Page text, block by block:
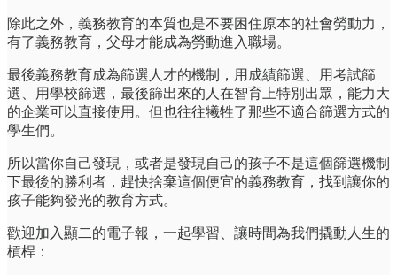
除此之外，義務教育的本質也是不要困住原本的社會勞動力，
有了義務教育，父母才能成為勞動進入職場。
最後義務教育成為篩選人才的機制，用成績篩選、用考試篩
選、用學校篩選，最後篩出來的人在智育上特別出眾，能力大
的企業可以直接使用。但也往往犧牲了那些不適合篩選方式的
學生們。
所以當你自己發現，或者是發現自己的孩子不是這個篩選機制
下最後的勝利者，趕快捨棄這個便宜的義務教育，找到讓你的
孩子能夠發光的教育方式。
歡迎加入顯二的電子報，一起學習、讓時間為我們撬動人生的
槓桿：